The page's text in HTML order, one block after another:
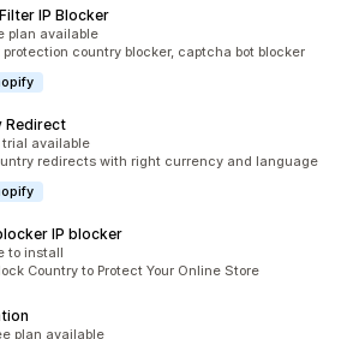
IP Blocker
plan available
protection country blocker, captcha bot blocker
Redirect
trial available
redirects with right currency and language
IP blocker
to install
Country to Protect Your Online Store
plan available